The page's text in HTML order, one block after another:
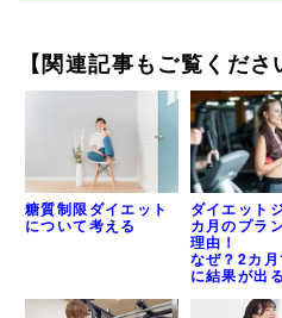
【関連記事もご覧くださ
糖質制限ダイエット
について考える
ダイエット
カ月のプラ
理由！
なぜ？2カ月
に結果が出